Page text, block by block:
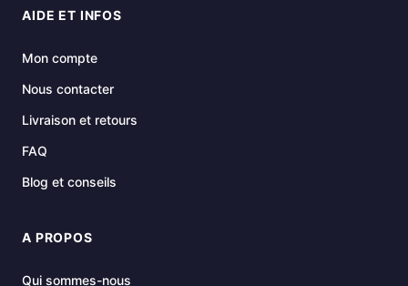
AIDE ET INFOS
Mon compte
Nous contacter
Livraison et retours
FAQ
Blog et conseils
A PROPOS
Qui sommes-nous